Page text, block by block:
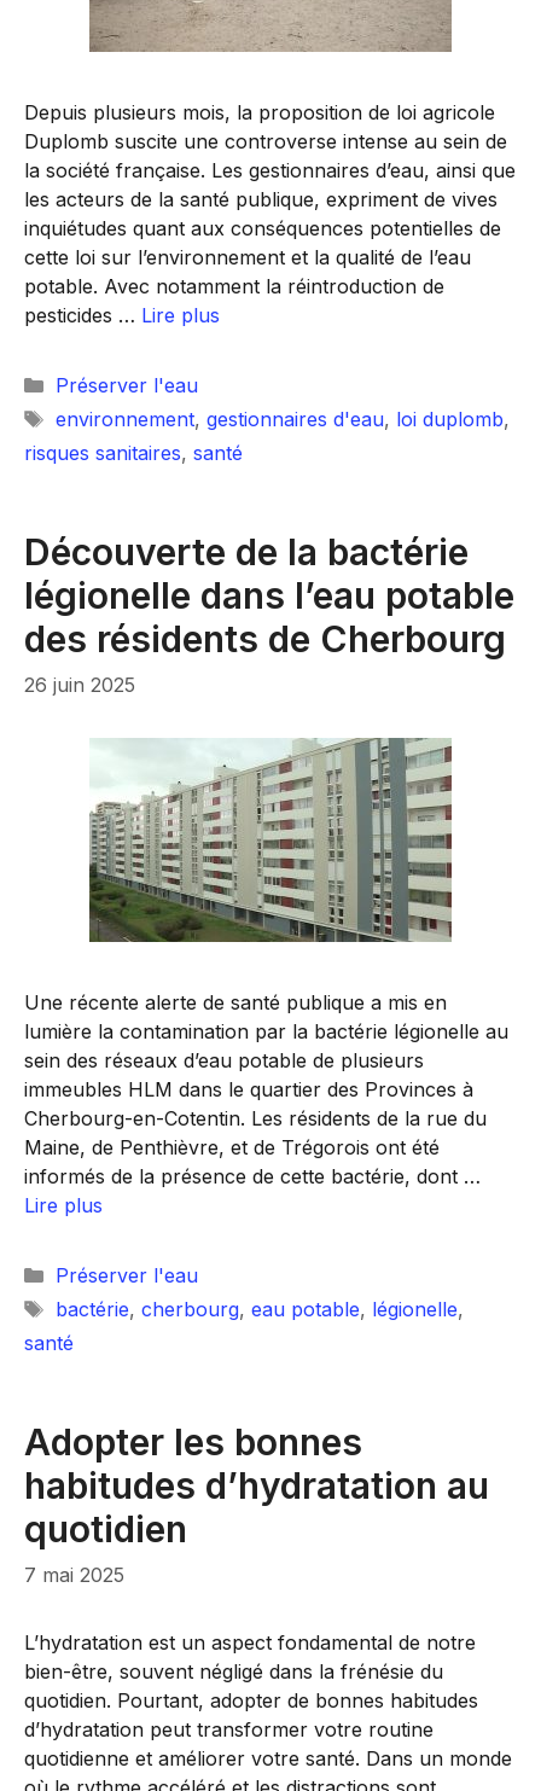
Depuis plusieurs mois, la proposition de loi agricole
Duplomb suscite une controverse intense au sein de
la société française. Les gestionnaires d’eau, ainsi que
les acteurs de la santé publique, expriment de vives
inquiétudes quant aux conséquences potentielles de
cette loi sur l’environnement et la qualité de l’eau
potable. Avec notamment la réintroduction de
pesticides … Lire plus
Catégories
Préserver l'eau
Étiquettes
environnement, gestionnaires d'eau, loi duplomb,
risques sanitaires, santé
Découverte de la bactérie
légionelle dans l’eau potable
des résidents de Cherbourg
26 juin 2025
Une récente alerte de santé publique a mis en
lumière la contamination par la bactérie légionelle au
sein des réseaux d’eau potable de plusieurs
immeubles HLM dans le quartier des Provinces à
Cherbourg-en-Cotentin. Les résidents de la rue du
Maine, de Penthièvre, et de Trégorois ont été
informés de la présence de cette bactérie, dont …
Lire plus
Catégories
Préserver l'eau
Étiquettes
bactérie, cherbourg, eau potable, légionelle,
santé
Adopter les bonnes
habitudes d’hydratation au
quotidien
7 mai 2025
L’hydratation est un aspect fondamental de notre
bien-être, souvent négligé dans la frénésie du
quotidien. Pourtant, adopter de bonnes habitudes
d’hydratation peut transformer votre routine
quotidienne et améliorer votre santé. Dans un monde